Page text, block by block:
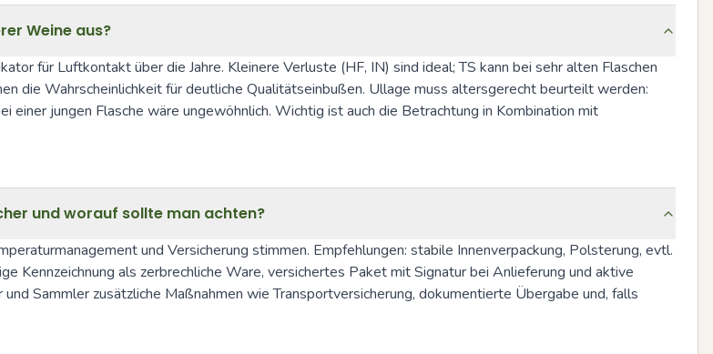
Weine aus?
für Luftkontakt über die Jahre. Kleinere Verluste (HF, IN) sind ideal; TS kann bei sehr alten Flaschen
die Wahrscheinlichkeit für deutliche Qualitätseinbußen. Ullage muss altersgerecht beurteilt werden:
einer jungen Flasche wäre ungewöhnlich. Wichtig ist auch die Betrachtung in Kombination mit
und worauf sollte man achten?
und Versicherung stimmen. Empfehlungen: stabile Innenverpackung, Polsterung, evtl.
Kennzeichnung als zerbrechliche Ware, versichertes Paket mit Signatur bei Anlieferung und aktive
Sammler zusätzliche Maßnahmen wie Transportversicherung, dokumentierte Übergabe und, falls